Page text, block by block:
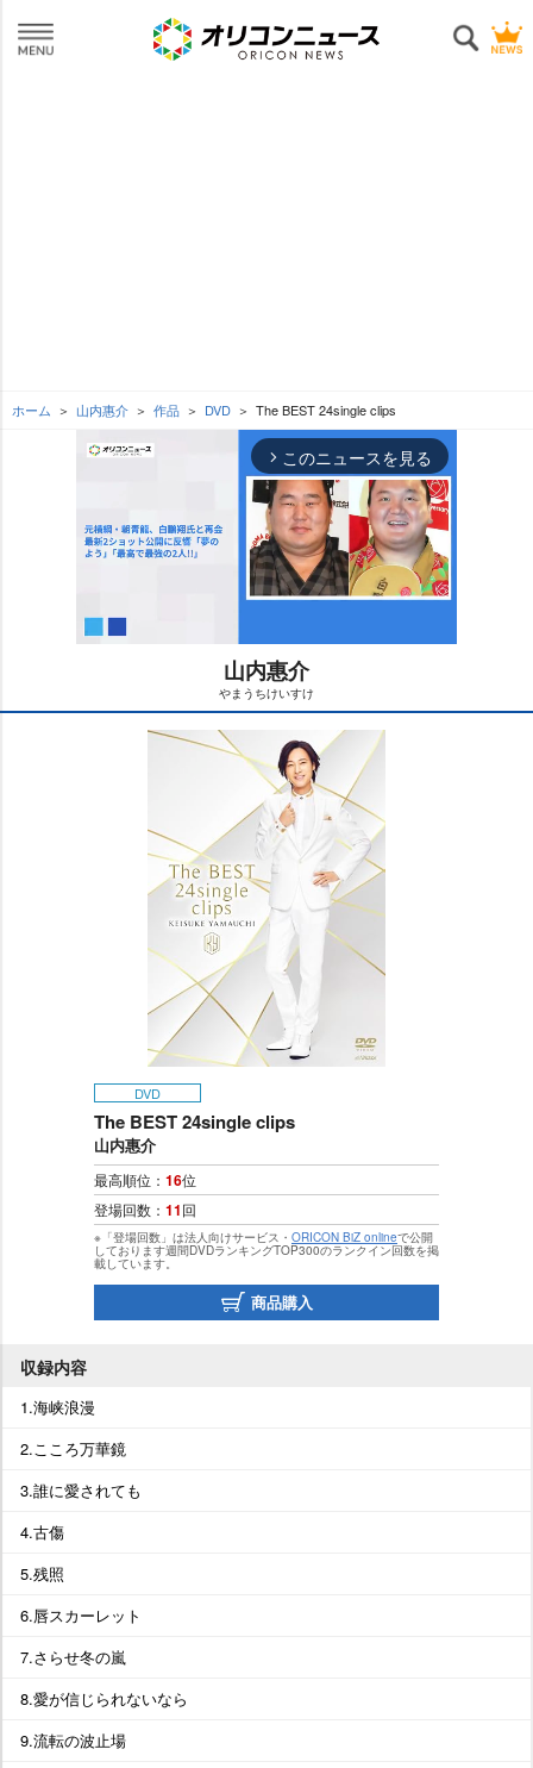
ホーム 山内惠介 作品 DVD The BEST 24single clips
arrow_forward_ios このニュースを見る
M
u
山内惠介
まうちけいすけ
DVD
The BEST 24single clips
山内惠介
最高順位： 16位
登場回数： 11回
※「登場回数」は法人向けサービス・ ORICON BiZ onlineで公開
しております週間DVDランキングTOP300のランクイン回数を掲
載しています。
商品購入
収録内容
1.海峡浪漫
2.こころ万華鏡
3.誰に愛されても
4.古傷
5.残照
6.唇スカーレット
7.さらせ冬の嵐
8.愛が信じられないなら
9.流転の波止場